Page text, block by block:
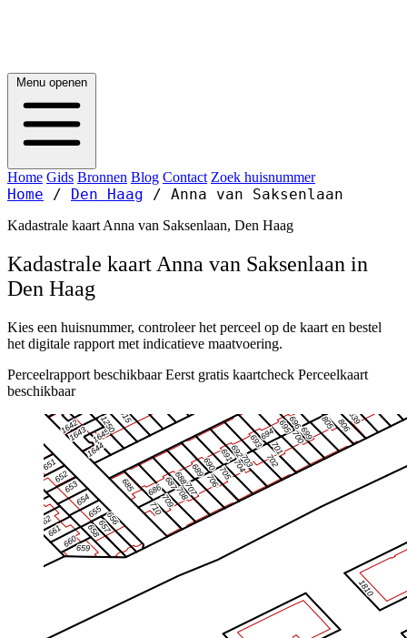
Menu openen
Home Gids Bronnen Blog Contact Zoek huisnummer
Home / Den Haag / Anna van Saksenlaan
Kadastrale kaart Anna van Saksenlaan, Den Haag
Kadastrale kaart Anna van Saksenlaan in
Den Haag
Kies een huisnummer, controleer het perceel op de kaart en bestel
het digitale rapport met indicatieve maatvoering.
Perceelrapport beschikbaar Eerst gratis kaartcheck Perceelkaart
beschikbaar